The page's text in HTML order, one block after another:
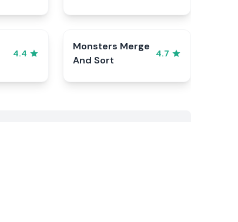
4.4
Monsters Merge
And Sort
4.7